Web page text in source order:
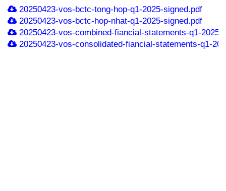
20250423-vos-bctc-tong-hop-q1-2025-signed.pdf
20250423-vos-bctc-hop-nhat-q1-2025-signed.pdf
20250423-vos-combined-fiancial-statements-q1-2025-
20250423-vos-consolidated-fiancial-statements-q1-